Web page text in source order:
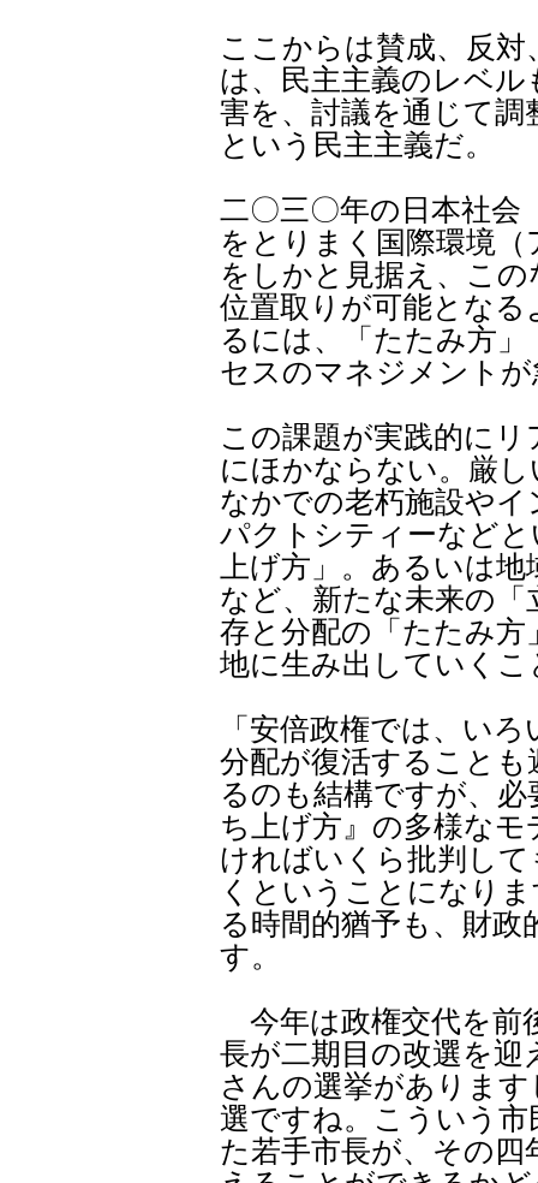
ここからは賛成、反
は、民主主義のレベ
害を、討議を通じて
という民主主義だ。
二〇三〇年の日本社会
をとりまく国際環境
をしかと見据え、こ
位置取りが可能となる
るには、「たたみ方
セスのマネジメント
この課題が実践的に
にほかならない。厳
なかでの老朽施設や
パクトシティーなど
上げ方」。あるいは
など、新たな未来の
存と分配の「たたみ
地に生み出していく
「安倍政権では、い
分配が復活すること
るのも結構ですが、
ち上げ方』の多様な
ければいくら批判し
くということになり
る時間的猶予も、財
す。
今年は政権交代を前
長が二期目の改選を迎
さんの選挙がありま
選ですね。こういう
た若手市長が、その